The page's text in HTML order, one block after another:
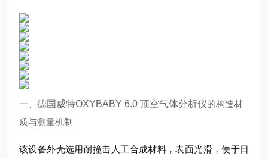
一、 德国威特OXYBABY 6.0 顶空气体分析仪的构造材
质与测量机制
该设备外壳选用耐撞击人工合成材料，表面光滑，便于日